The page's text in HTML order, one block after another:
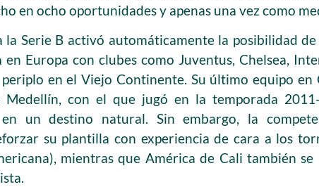
en ocho oportunidades y apenas una vez como
la Serie B activó automáticamente la posibilidad
en Europa con clubes como Juventus, Chelsea,
en el Viejo Continente. Su último equipo en
Medellín, con el que jugó en la temporada
en un destino natural. Sin embargo, la
su plantilla con experiencia de cara a los
mientras que América de Cali también